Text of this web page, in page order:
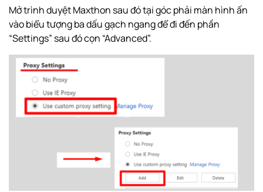
Mở trình duyệt Maxthon sau đó tại góc phải màn hình ấn
vào biểu tượng ba dấu gạch ngang để đi đến phần
“Settings” sau đó cọn “Advanced”.